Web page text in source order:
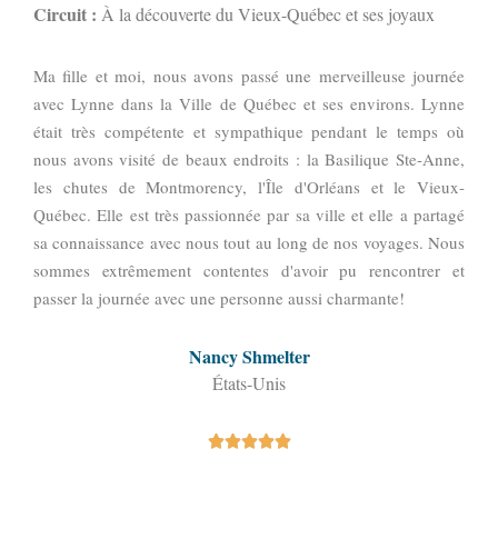
Circuit : À la découverte du Vieux-Québec et ses joyaux
Ma fille et moi, nous avons passé une merveilleuse journée
avec Lynne dans la Ville de Québec et ses environs. Lynne
était très compétente et sympathique pendant le temps où
nous avons visité de beaux endroits : la Basilique Ste-Anne,
les chutes de Montmorency, l'Île d'Orléans et le Vieux-
Québec. Elle est très passionnée par sa ville et elle a partagé
sa connaissance avec nous tout au long de nos voyages. Nous
sommes extrêmement contentes d'avoir pu rencontrer et
passer la journée avec une personne aussi charmante!
Nancy Shmelter
États-Unis
